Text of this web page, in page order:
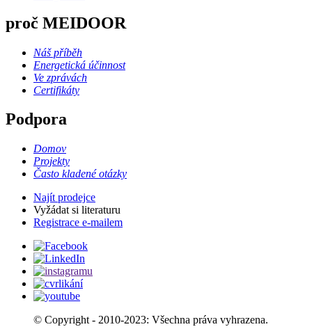
proč MEIDOOR
Náš příběh
Energetická účinnost
Ve zprávách
Certifikáty
Podpora
Domov
Projekty
Často kladené otázky
Najít prodejce
Vyžádat si literaturu
Registrace e-mailem
© Copyright - 2010-2023: Všechna práva vyhrazena.